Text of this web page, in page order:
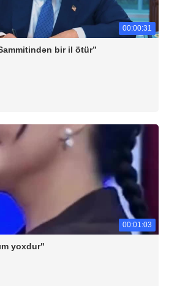
00:00:31
bir il ötür”
00:01:03
yoxdur"